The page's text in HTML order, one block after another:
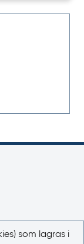
som lagras i